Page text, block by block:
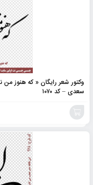
وکتور شعر رایگان « که هنوز
سعدی – کد ۱۰۷۰